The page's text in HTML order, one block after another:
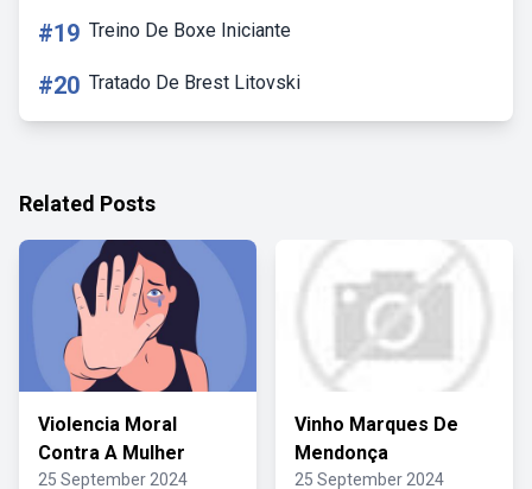
#19 Treino De Boxe Iniciante
#20 Tratado De Brest Litovski
Related Posts
Violencia Moral
Contra A Mulher
25 September 2024
Vinho Marques De
Mendonça
25 September 2024